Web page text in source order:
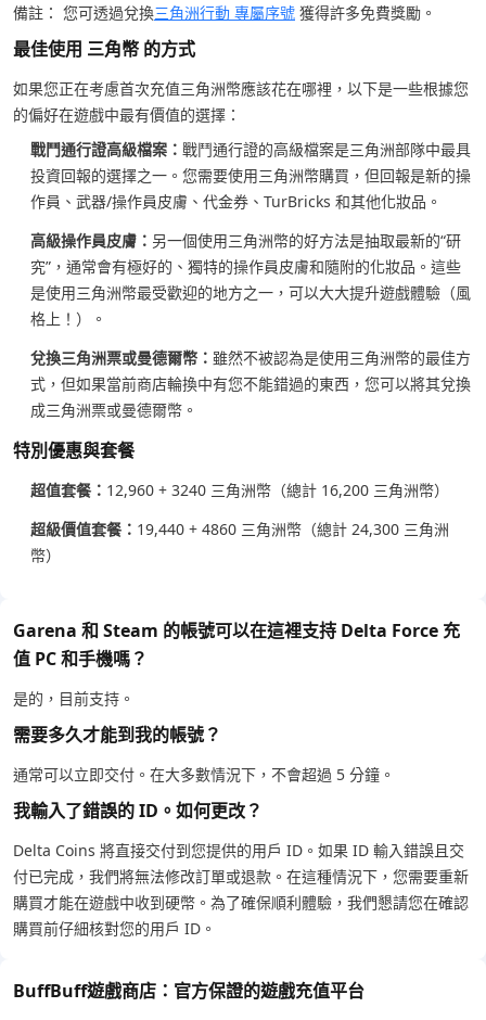
備註： 您可透過兌換三角洲行動 專屬序號 獲得許多免費獎勵。
最佳使用 三角幣 的方式
如果您正在考慮首次充值三角洲幣應該花在哪裡，以下是一些根據您
的偏好在遊戲中最有價值的選擇：
戰鬥通行證高級檔案： 戰鬥通行證的高級檔案是三角洲部隊中最具
投資回報的選擇之一。您需要使用三角洲幣購買，但回報是新的操
作員、武器/操作員皮膚、代金券、TurBricks 和其他化妝品。
高級操作員皮膚： 另一個使用三角洲幣的好方法是抽取最新的“研
究”，通常會有極好的、獨特的操作員皮膚和隨附的化妝品。這些
是使用三角洲幣最受歡迎的地方之一，可以大大提升遊戲體驗（風
格上！）。
兌換三角洲票或曼德爾幣： 雖然不被認為是使用三角洲幣的最佳方
式，但如果當前商店輪換中有您不能錯過的東西，您可以將其兌換
成三角洲票或曼德爾幣。
特別優惠與套餐
超值套餐： 12,960 + 3240 三角洲幣（總計 16,200 三角洲幣）
超級價值套餐： 19,440 + 4860 三角洲幣（總計 24,300 三角洲
幣）
Garena 和 Steam 的帳號可以在這裡支持 Delta Force 充
值 PC 和手機嗎？
是的，目前支持。
需要多久才能到我的帳號？
通常可以立即交付。在大多數情況下，不會超過 5 分鐘。
我輸入了錯誤的 ID。如何更改？
Delta Coins 將直接交付到您提供的用戶 ID。如果 ID 輸入錯誤且交
付已完成，我們將無法修改訂單或退款。在這種情況下，您需要重新
購買才能在遊戲中收到硬幣。為了確保順利體驗，我們懇請您在確認
購買前仔細核對您的用戶 ID。
BuffBuff遊戲商店：官方保證的遊戲充值平台